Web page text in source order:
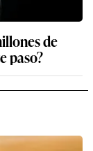
de
paso?